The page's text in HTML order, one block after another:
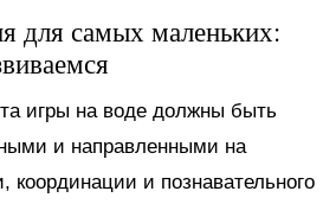
для самых маленьких:
игры на воде должны быть
и направленными на
координации и познавательного